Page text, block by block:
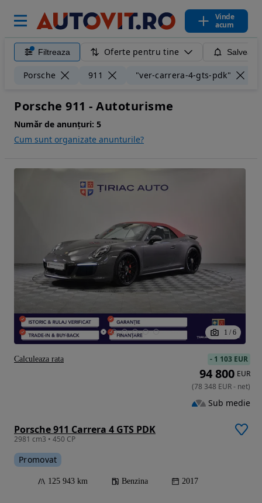
Vinde
acum
Filtreaza Oferte pentru tine
Porsche 911 "ver-carrera-4-gts-pdk"
Porsche 911 - Autoturisme
Număr de anunțuri: 5
Cum sunt organizate anunturile?
1 / 6
Porsche 911 Carrera 4 GTS PDK
2981 cm3 • 450 CP
Promovat
125 943 km Benzina 2017
- 1 103 EUR
94 800 EUR
(78 348 EUR- net)
Sub medie
Calculeaza rata